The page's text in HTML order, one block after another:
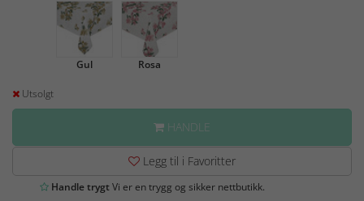
Gul Rosa
Utsolgt
HANDLE
Legg til i Favoritter
Handle trygtVi er en trygg og sikker nettbutikk.